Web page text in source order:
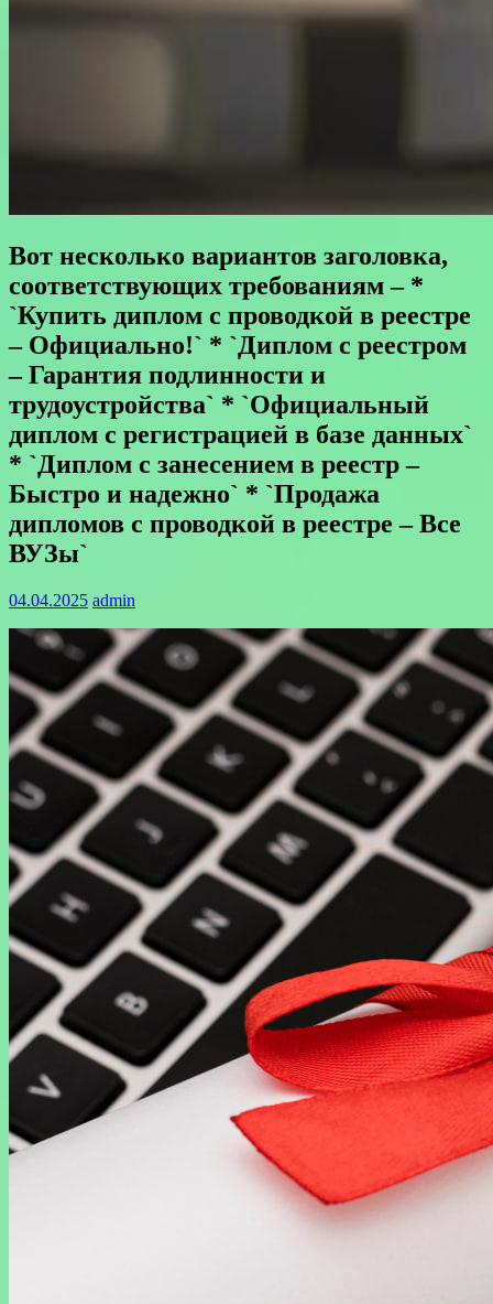
Вот несколько вариантов заголовка,
соответствующих требованиям – *
`Купить диплом с проводкой в реестре
– Официально!` * `Диплом с реестром
– Гарантия подлинности и
трудоустройства` * `Официальный
диплом с регистрацией в базе данных`
* `Диплом с занесением в реестр –
Быстро и надежно` * `Продажа
дипломов с проводкой в реестре – Все
ВУЗы`
04.04.2025 admin